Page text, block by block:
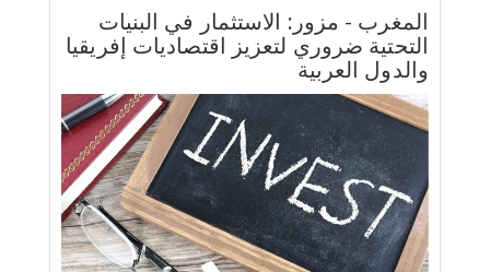
المغرب - مزور: الاستثمار في البنيات
التحتية ضروري لتعزيز اقتصاديات إفريقيا
والدول العربية